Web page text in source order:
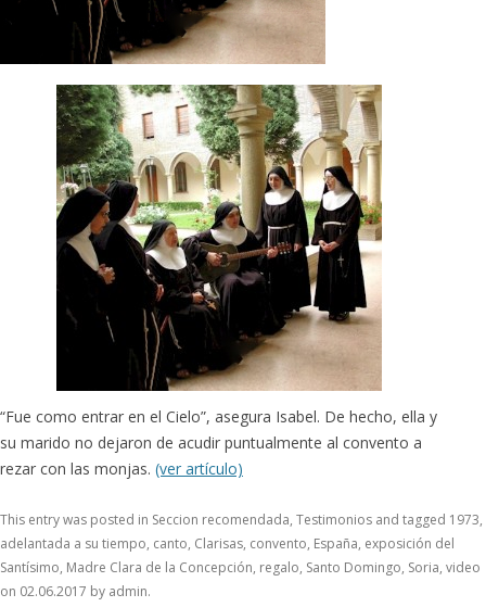
“Fue como entrar en el Cielo”, asegura Isabel. De hecho, ella y
su marido no dejaron de acudir puntualmente al convento a
rezar con las monjas. (ver artículo)
This entry was posted in Seccion recomendada, Testimonios and tagged 1973,
adelantada a su tiempo, canto, Clarisas, convento, España, exposición del
Santísimo, Madre Clara de la Concepción, regalo, Santo Domingo, Soria, video
on 02.06.2017 by admin.